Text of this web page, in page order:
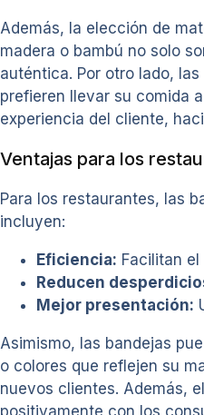
Además, la elección de
madera o bambú no solo
auténtica. Por otro lado,
prefieren llevar su comida
experiencia del cliente,
Ventajas para los
Para los restaurantes, las
incluyen:
Eficiencia: Facilitan
Reducen
Mejor presentación:
Asimismo, las bandejas
o colores que reflejen su
nuevos clientes. Además,
positivamente con los